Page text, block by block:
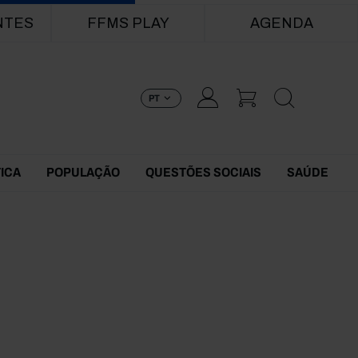
FFMS PLAY AGENDA
PT
POPULAÇÃO QUESTÕES SOCIAIS SAÚDE